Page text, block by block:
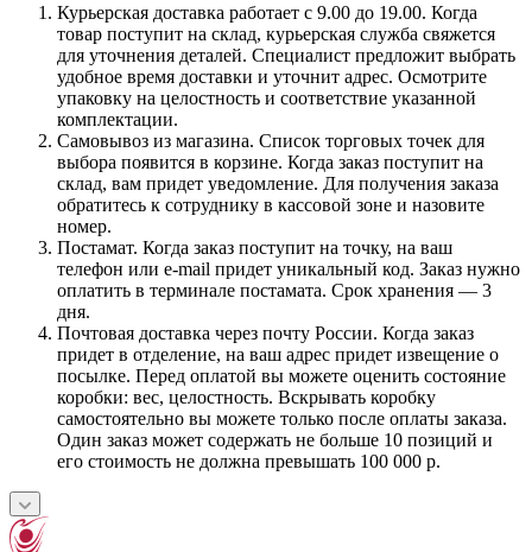
Курьерская доставка работает с 9.00 до 19.00. Когда
товар поступит на склад, курьерская служба свяжется
для уточнения деталей. Специалист предложит выбрать
удобное время доставки и уточнит адрес. Осмотрите
упаковку на целостность и соответствие указанной
комплектации.
Самовывоз из магазина. Список торговых точек для
выбора появится в корзине. Когда заказ поступит на
склад, вам придет уведомление. Для получения заказа
обратитесь к сотруднику в кассовой зоне и назовите
номер.
Постамат. Когда заказ поступит на точку, на ваш
телефон или e-mail придет уникальный код. Заказ нужно
оплатить в терминале постамата. Срок хранения — 3
дня.
Почтовая доставка через почту России. Когда заказ
придет в отделение, на ваш адрес придет извещение о
посылке. Перед оплатой вы можете оценить состояние
коробки: вес, целостность. Вскрывать коробку
самостоятельно вы можете только после оплаты заказа.
Один заказ может содержать не больше 10 позиций и
его стоимость не должна превышать 100 000 р.